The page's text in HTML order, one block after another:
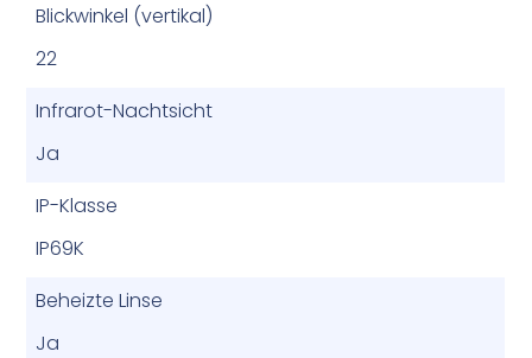
Blickwinkel (vertikal)
22
Infrarot-Nachtsicht
Ja
IP-Klasse
IP69K
Beheizte Linse
Ja